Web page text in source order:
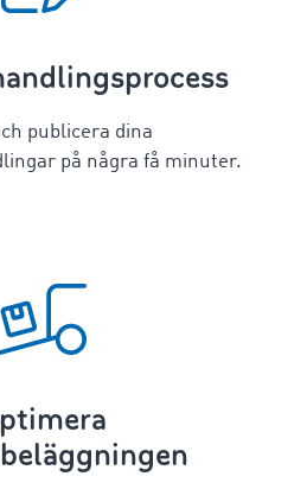
publicera dina
på några få minuter.